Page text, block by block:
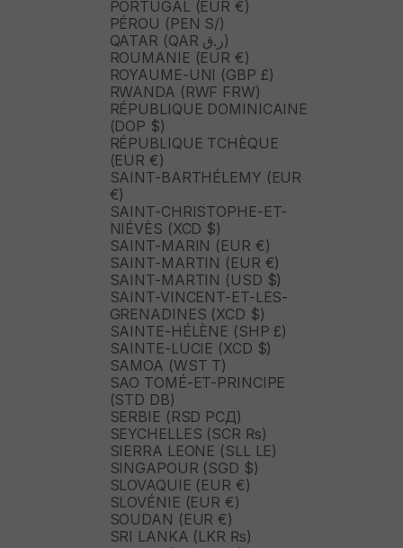
PORTUGAL (EUR €)
PÉROU (PEN S/)
QATAR (QAR ر.ق)
ROUMANIE (EUR €)
ROYAUME-UNI (GBP £)
RWANDA (RWF FRW)
RÉPUBLIQUE DOMINICAINE
(DOP $)
RÉPUBLIQUE TCHÈQUE
(EUR €)
SAINT-BARTHÉLEMY (EUR
€)
SAINT-CHRISTOPHE-ET-
NIÉVÈS (XCD $)
SAINT-MARIN (EUR €)
SAINT-MARTIN (EUR €)
SAINT-MARTIN (USD $)
SAINT-VINCENT-ET-LES-
GRENADINES (XCD $)
SAINTE-HÉLÈNE (SHP £)
SAINTE-LUCIE (XCD $)
SAMOA (WST T)
SAO TOMÉ-ET-PRINCIPE
(STD DB)
SERBIE (RSD РСД)
SEYCHELLES (SCR ₨)
SIERRA LEONE (SLL LE)
SINGAPOUR (SGD $)
SLOVAQUIE (EUR €)
SLOVÉNIE (EUR €)
SOUDAN (EUR €)
SRI LANKA (LKR ₨)